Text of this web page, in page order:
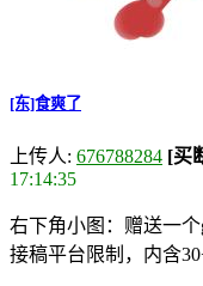
[东]食爽了
上传人: 676788284 [买
17:14:35
右下角小图：赠送一
接稿平台限制，内含